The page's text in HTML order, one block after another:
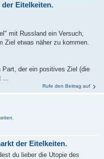
Eitelkeiten.
mit Russland ein Versuch,
Ziel etwas näher zu kommen.
Part, der ein positives Ziel (die
...
Rufe den Beitrag auf
der Eitelkeiten.
du lieber die Utopie des